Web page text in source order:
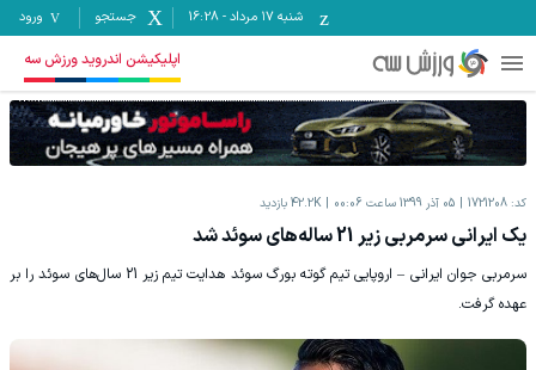
شنبه ۱۷ مرداد -
16:28 جستجو ورود
اپلیکیشن اندروید ورزش سه
کد: 1721208 05 آذر 1399 ساعت 00:06 42.2K بازدید
یک ایرانی سرمربی زیر 21 ساله‌های سوئد شد
سرمربی جوان ایرانی – اروپایی تیم گوته بورگ سوئد هدایت تیم زیر 21 سال‌های سوئد را بر
عهده گرفت.